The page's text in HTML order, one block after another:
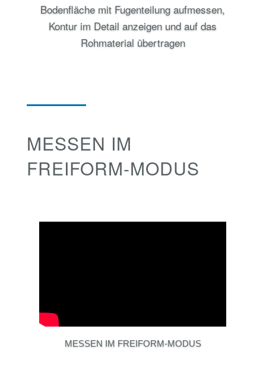
Bodenfläche mit Fugenteilung aufmessen,
Kontur im Detail anzeigen und auf das
Rohmaterial übertragen
MESSEN IM
FREIFORM-MODUS
MESSEN IM FREIFORM-MODUS